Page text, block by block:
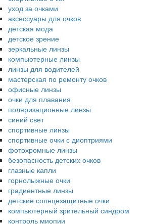
уход за очками
аксессуары для очков
детская мода
детское зрение
зеркальные линзы
компьютерные линзы
линзы для водителей
мастерская по ремонту очков
офисные линзы
очки для плавания
поляризационные линзы
синий свет
спортивные линзы
спортивные очки с диоптриями
фотохромные линзы
безопасность детских очков
глазные капли
горнолыжные очки
градиентные линзы
детские солнцезащитные очки
компьютерный зрительный синдром
контроль миопии